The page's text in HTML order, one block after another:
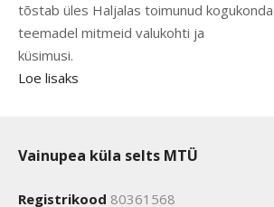
tõstab üles Haljalas toimunud
teemadel mitmeid valukohti ja
küsimusi.
Loe lisaks
Vainupea küla selts MTÜ
Registrikood 80361568